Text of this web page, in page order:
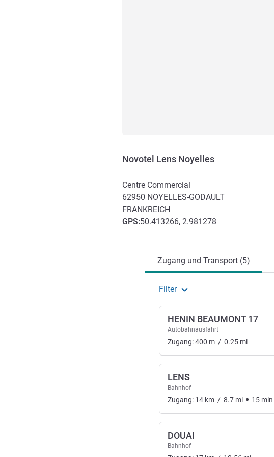
Novotel Lens Noyelles
Centre Commercial
62950 NOYELLES-GODAULT
FRANKREICH
GPS:50.413266, 2.981278
Zugang und Transport (5)
Filter
HENIN BEAUMONT 17
Autobahnausfahrt
Zugang:400 m / 0.25 mi
LENS
Bahnhof
Zugang: 14 km / 8.7 mi 15 min
DOUAI
Bahnhof